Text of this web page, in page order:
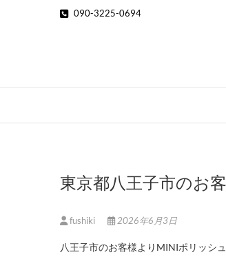
090-3225-0694
東京都八王子市のお
fushiki 2026年6月3日
八王子市のお客様よりMINIポリッ